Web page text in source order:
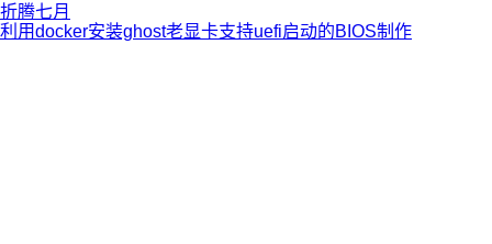
折腾七月
利用docker安装ghost老显卡支持uefi启动的BIOS制作